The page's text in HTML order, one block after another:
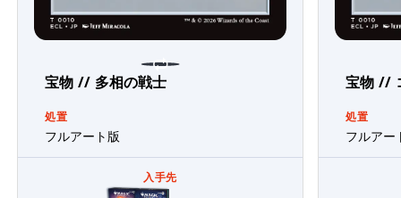
宝物 // 多相の戦士
処置
フルアート版
入手先
宝物 //
処置
フルアー